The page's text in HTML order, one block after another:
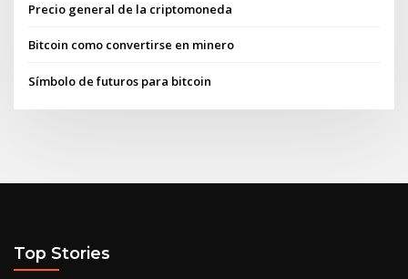
Precio general de la criptomoneda
Bitcoin como convertirse en minero
Símbolo de futuros para bitcoin
Top Stories